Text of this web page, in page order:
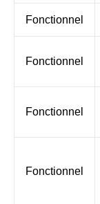
Fonctionnel
Fonctionnel
Fonctionnel
Fonctionnel